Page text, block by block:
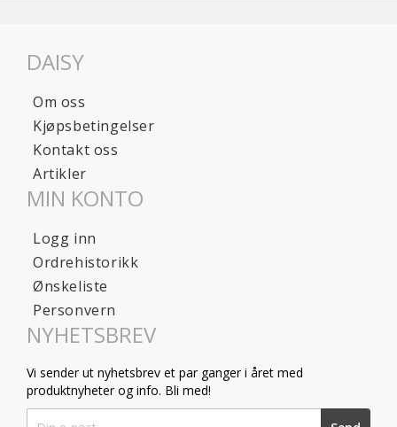
DAISY
Om oss
Kjøpsbetingelser
Kontakt oss
Artikler
MIN KONTO
Logg inn
Ordrehistorikk
Ønskeliste
Personvern
NYHETSBREV
Vi sender ut nyhetsbrev et par ganger i året med
produktnyheter og info. Bli med!